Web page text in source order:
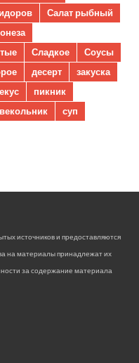
Салат рыбный
Сладкое
Соусы
десерт
закуска
пикник
суп
источников и предоставляются
на материалы принадлежат их
за содержание материала